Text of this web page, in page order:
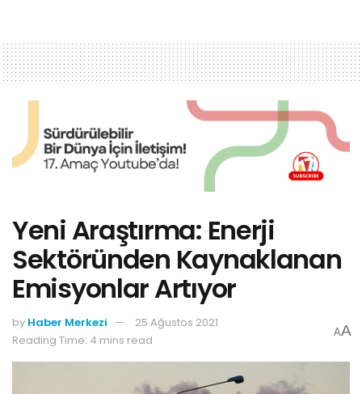
Yeni Araştırma: Enerji
Sektöründen Kaynaklanan
Emisyonlar Artıyor
by Haber Merkezi
25 Ağustos 2021
Reading Time: 4 mins read
AA